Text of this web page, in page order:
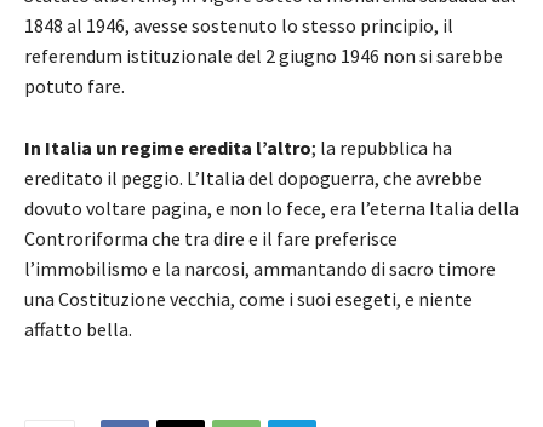
1848 al 1946, avesse sostenuto lo stesso principio, il
referendum istituzionale del 2 giugno 1946 non si sarebbe
potuto fare.
In Italia un regime eredita l’altro; la repubblica ha
ereditato il peggio. L’Italia del dopoguerra, che avrebbe
dovuto voltare pagina, e non lo fece, era l’eterna Italia della
Controriforma che tra dire e il fare preferisce
l’immobilismo e la narcosi, ammantando di sacro timore
una Costituzione vecchia, come i suoi esegeti, e niente
affatto bella.